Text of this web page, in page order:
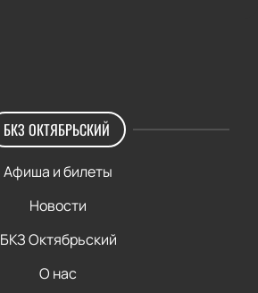
БКЗ ОКТЯБРЬСКИЙ
Афиша и билеты
Новости
БКЗ Октябрьский
О нас